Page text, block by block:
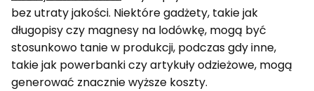
bez utraty jakości. Niektóre gadżety, takie jak
długopisy czy magnesy na lodówkę, mogą być
stosunkowo tanie w produkcji, podczas gdy inne,
takie jak powerbanki czy artykuły odzieżowe, mogą
generować znacznie wyższe koszty.